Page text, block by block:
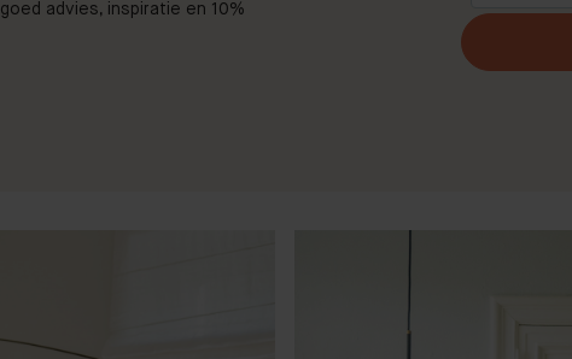
advies, inspiratie en 10%